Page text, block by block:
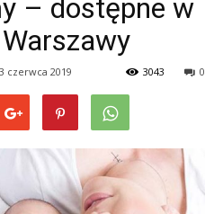
– dostępne w
3 czerwca 2019 0
3043